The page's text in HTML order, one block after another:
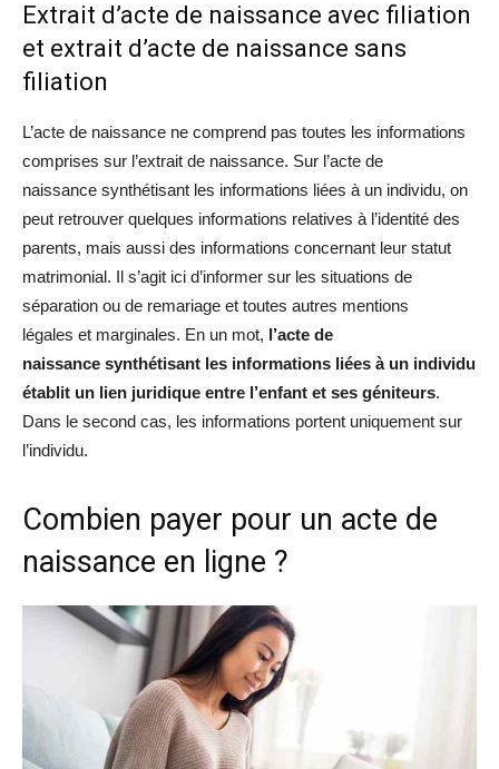
Extrait d’acte de naissance avec filiation
et extrait d’acte de naissance sans
filiation
L’acte de naissance ne comprend pas toutes les informations
comprises sur l’extrait de naissance. Sur l’acte de
naissance synthétisant les informations liées à un individu, on
peut retrouver quelques informations relatives à l’identité des
parents, mais aussi des informations concernant leur statut
matrimonial. Il s’agit ici d’informer sur les situations de
séparation ou de remariage et toutes autres mentions
légales et marginales. En un mot, l’acte de
naissance synthétisant les informations liées à un individu
établit un lien juridique entre l’enfant et ses géniteurs.
Dans le second cas, les informations portent uniquement sur
l’individu.
Combien payer pour un acte de
naissance en ligne ?